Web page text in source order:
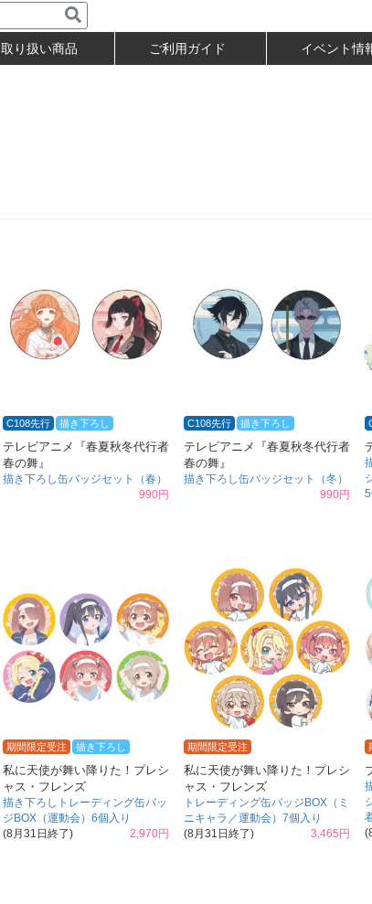
取り扱い商品 ご利用ガイド イベント情
C108先行 描き下ろし
テレビアニメ『春夏秋冬代行者
春の舞』
描き下ろし缶バッジセット（春）
990円
C108先行 描き下ろし
テレビアニメ『春夏秋冬代行者
春の舞』
描き下ろし缶バッジセット（冬）
990円
期間限定受注 描き下ろし
私に天使が舞い降りた！プレシ
ャス・フレンズ
描き下ろしトレーディング缶バッ
ジBOX（運動会）6個入り
(8月31日終了)
2,970円
期間限定受注
私に天使が舞い降りた！プレシ
ャス・フレンズ
トレーディング缶バッジBOX（ミ
ニキャラ／運動会）7個入り
(8月31日終了)
3,465円